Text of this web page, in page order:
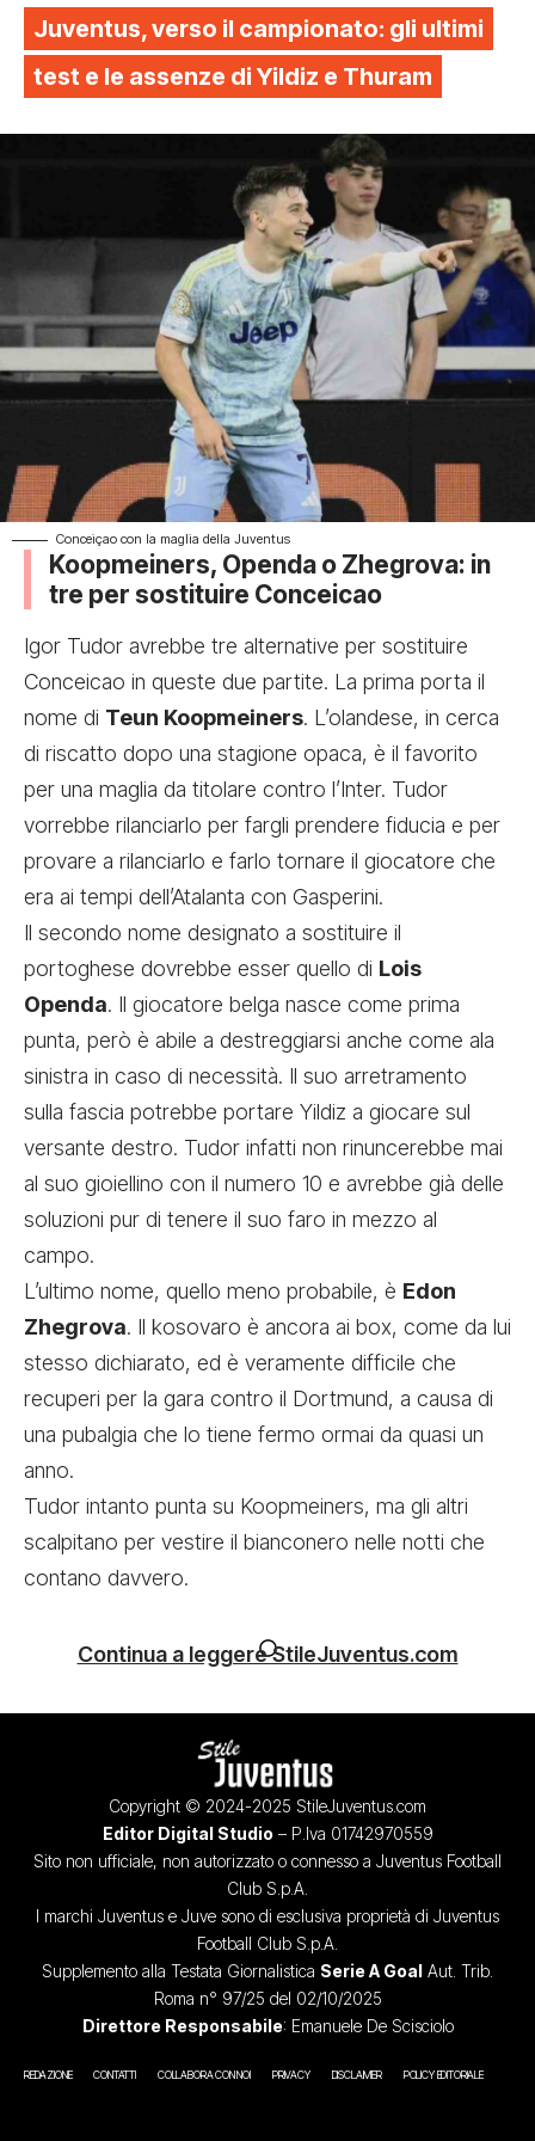
Juventus, verso il campionato: gli ultimi
test e le assenze di Yildiz e Thuram
Conceiçao con la maglia della Juventus
Koopmeiners, Openda o Zhegrova: in
tre per sostituire Conceicao
Igor Tudor avrebbe tre alternative per sostituire
Conceicao in queste due partite. La prima porta il
nome di Teun Koopmeiners. L’olandese, in cerca
di riscatto dopo una stagione opaca, è il favorito
per una maglia da titolare contro l’Inter. Tudor
vorrebbe rilanciarlo per fargli prendere fiducia e per
provare a rilanciarlo e farlo tornare il giocatore che
era ai tempi dell’Atalanta con Gasperini.
Il secondo nome designato a sostituire il
portoghese dovrebbe esser quello di Lois
Openda. Il giocatore belga nasce come prima
punta, però è abile a destreggiarsi anche come ala
sinistra in caso di necessità. Il suo arretramento
sulla fascia potrebbe portare Yildiz a giocare sul
versante destro. Tudor infatti non rinuncerebbe mai
al suo gioiellino con il numero 10 e avrebbe già delle
soluzioni pur di tenere il suo faro in mezzo al
campo.
L’ultimo nome, quello meno probabile, è Edon
Zhegrova. Il kosovaro è ancora ai box, come da lui
stesso dichiarato, ed è veramente difficile che
recuperi per la gara contro il Dortmund, a causa di
una pubalgia che lo tiene fermo ormai da quasi un
anno.
Tudor intanto punta su Koopmeiners, ma gli altri
scalpitano per vestire il bianconero nelle notti che
contano davvero.
Continua a leggere StileJuventus.com
Copyright © 2024-2025 StileJuventus.com
Editor Digital Studio – P.Iva 01742970559
Sito non ufficiale, non autorizzato o connesso a Juventus Football
Club S.p.A.
I marchi Juventus e Juve sono di esclusiva proprietà di Juventus
Football Club S.p.A.
Supplemento alla Testata Giornalistica Serie A Goal Aut. Trib.
Roma n° 97/25 del 02/10/2025
Direttore Responsabile: Emanuele De Scisciolo
REDAZIONE CONTATTI COLLABORA CON NOI PRIVACY DISCLAIMER POLICY EDITORIALE